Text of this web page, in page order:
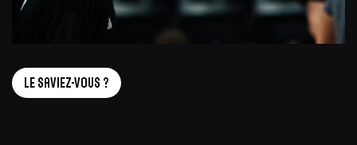
Le saviez-vous ?